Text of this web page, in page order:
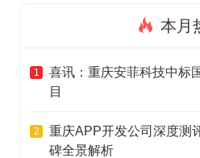
本月
1
喜讯：重庆安菲科技中标
目
2
重庆APP开发公司深度测
碑全景解析